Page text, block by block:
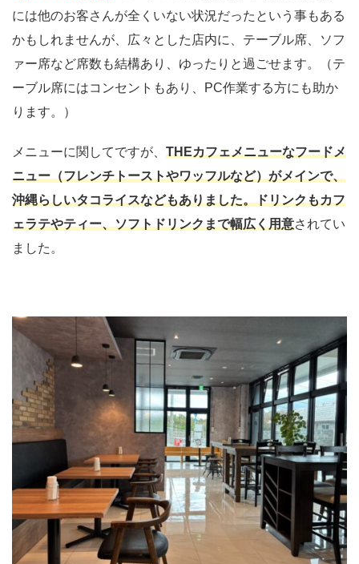
には他のお客さんが全くいない状況だったという事もある
かもしれませんが、広々とした店内に、テーブル席、ソフ
ァー席など席数も結構あり、ゆったりと過ごせます。（テ
ーブル席にはコンセントもあり、PC作業する方にも助か
ります。）
メニューに関してですが、 THEカフェメニューなフードメ
ニュー（フレンチトーストやワッフルなど）がメインで、
沖縄らしいタコライスなどもありました。ドリンクもカフ
ェラテやティー、ソフトドリンクまで幅広く用意されてい
ました。